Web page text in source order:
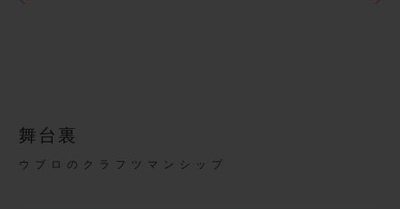
舞台裏
ウブロのクラフツマンシップ